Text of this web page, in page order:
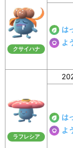
クサイハナ
は
よ
ラフレシア
は
よ